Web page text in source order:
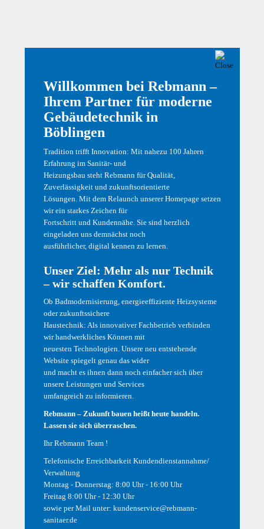
Büro und Verwaltung
Bauleitung A
Bauleitung, Büro und Verwaltung,
Sanitär
HEIZ-TECH
HAUS-TECH
Kontakt
Öffnungszeiten
Bäderausstellung
Montag - Donnerstag:
9:30 Uhr - 18:00 Uhr
9:30 Uhr - 12:30 Uhr
10:00 Uhr - 14:00 Uhr
Individuelle Termine nach vorheriger Absprache jederzeit möglich!
ausstellung@rebmann-sanitaer.de
Telefonische Erreichbarkeit Kundendienstannahme/ Verwaltung
Donnerstag:
8:00 Uhr - 16:30 Uhr
Willkommen bei Rebmann –
Ihrem Partner für moderne
Gebäudetechnik in
Böblingen
Tradition trifft Innovation: Mit nahezu 100 Jahren
Erfahrung im Sanitär- und
Heizungsbau steht Rebmann für Qualität,
Zuverlässigkeit und zukunftsorientierte
Lösungen. Mit dem Relaunch unserer Homepage setzen
wir ein starkes Zeichen für
Fortschritt und Kundennähe. Sie sind herzlich
eingeladen uns demnächst noch
ausführlicher, digital kennen zu lernen.
Unser Ziel: Mehr als nur Technik
– wir schaffen Komfort.
Ob Badmodernisierung, energieeffiziente Heizsysteme
oder zukunftssichere
Haustechnik: Als innovativer Fachbetrieb verbinden
wir handwerkliches Können mit
neuesten Technologien. Unsere neu entstehende
Website spiegelt genau das wider
und macht es ihnen dann noch einfacher sich über
unsere Leistungen und Services
umfangreich zu informieren.
Rebmann – Zukunft bauen heißt heute handeln.
Lassen sie sich überraschen.
Ihr Rebmann Team !
Telefonische Erreichbarkeit Kundendienstannahme/
Verwaltung
Montag - Donnerstag: 8:00 Uhr - 16:00 Uhr
Freitag 8:00 Uhr - 12:30 Uhr
sowie per Mail unter: kundenservice@rebmann-
sanitaer.de